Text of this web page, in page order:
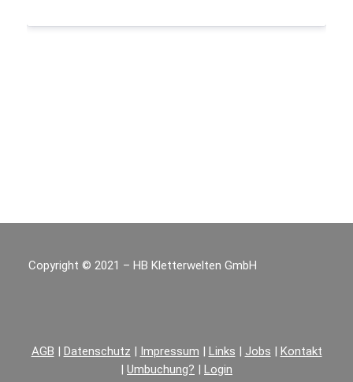
Copyright © 2021 – HB Kletterwelten GmbH
AGB | Datenschutz | Impressum | Links | Jobs | Kontakt
| Umbuchung? | Login